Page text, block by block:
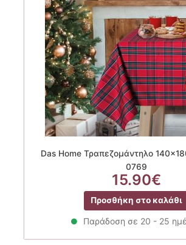
Das Home Τραπεζομάντηλο
0769
15.90€
Προσθήκη στο καλάθι
Παράδοση σε 20 - 25